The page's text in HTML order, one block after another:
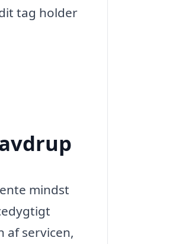
tag holder
mindst
af servicen,